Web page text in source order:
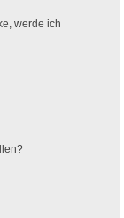
werde ich